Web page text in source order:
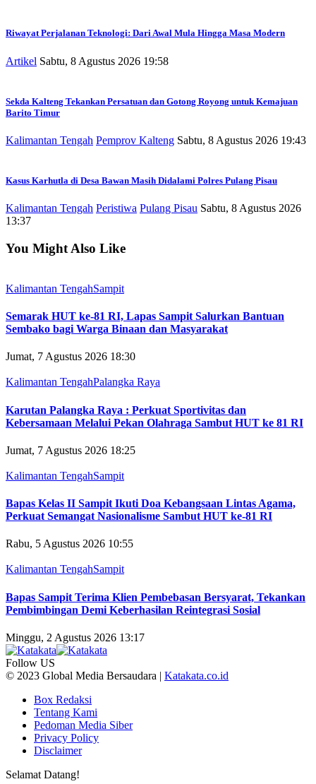
Riwayat Perjalanan Teknologi: Dari Awal Mula Hingga Masa Modern
Artikel Sabtu, 8 Agustus 2026 19:58
Sekda Kalteng Tekankan Persatuan dan Gotong Royong untuk Kemajuan
Barito Timur
Kalimantan Tengah Pemprov Kalteng Sabtu, 8 Agustus 2026 19:43
Kasus Karhutla di Desa Bawan Masih Didalami Polres Pulang Pisau
Kalimantan Tengah Peristiwa Pulang Pisau Sabtu, 8 Agustus 2026
13:37
You Might Also Like
Kalimantan TengahSampit
Semarak HUT ke-81 RI, Lapas Sampit Salurkan Bantuan
Sembako bagi Warga Binaan dan Masyarakat
Jumat, 7 Agustus 2026 18:30
Kalimantan TengahPalangka Raya
Karutan Palangka Raya : Perkuat Sportivitas dan
Kebersamaan Melalui Pekan Olahraga Sambut HUT ke 81 RI
Jumat, 7 Agustus 2026 18:25
Kalimantan TengahSampit
Bapas Kelas II Sampit Ikuti Doa Kebangsaan Lintas Agama,
Perkuat Semangat Nasionalisme Sambut HUT ke-81 RI
Rabu, 5 Agustus 2026 10:55
Kalimantan TengahSampit
Bapas Sampit Terima Klien Pembebasan Bersyarat, Tekankan
Pembimbingan Demi Keberhasilan Reintegrasi Sosial
Minggu, 2 Agustus 2026 13:17
Follow US
© 2023 Global Media Bersaudara | Katakata.co.id
Box Redaksi
Tentang Kami
Pedoman Media Siber
Privacy Policy
Disclaimer
Selamat Datang!